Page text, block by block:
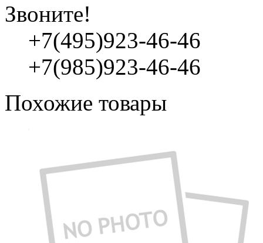
Звоните!
+7(495)923-46-46
+7(985)923-46-46
Похожие товары